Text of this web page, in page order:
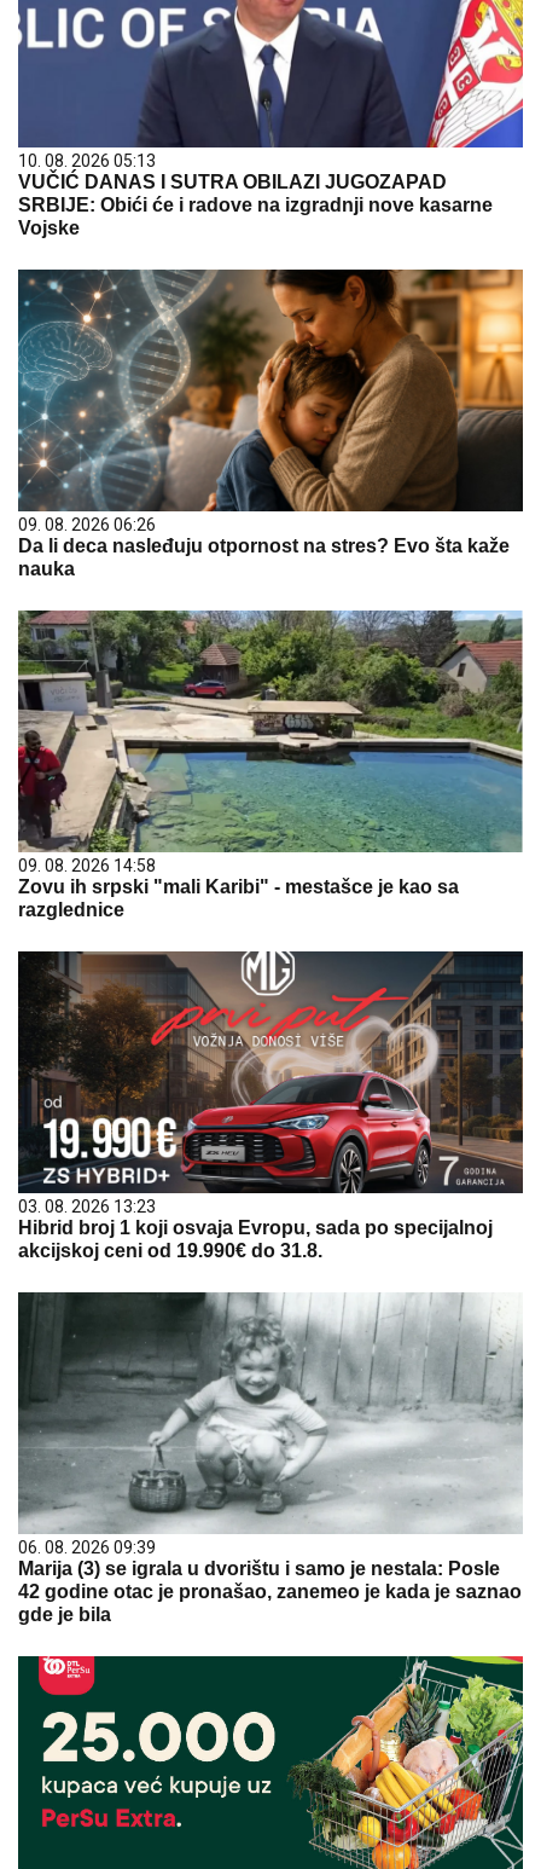
10. 08. 2026 05:13
VUČIĆ DANAS I SUTRA OBILAZI JUGOZAPAD
SRBIJE: Obići će i radove na izgradnji nove kasarne
Vojske
09. 08. 2026 06:26
Da li deca nasleđuju otpornost na stres? Evo šta kaže
nauka
09. 08. 2026 14:58
Zovu ih srpski "mali Karibi" - mestašce je kao sa
razglednice
03. 08. 2026 13:23
Hibrid broj 1 koji osvaja Evropu, sada po specijalnoj
akcijskoj ceni od 19.990€ do 31.8.
06. 08. 2026 09:39
Marija (3) se igrala u dvorištu i samo je nestala: Posle
42 godine otac je pronašao, zanemeo je kada je saznao
gde je bila